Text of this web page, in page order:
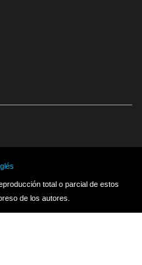
total o parcial de estos
de los autores.